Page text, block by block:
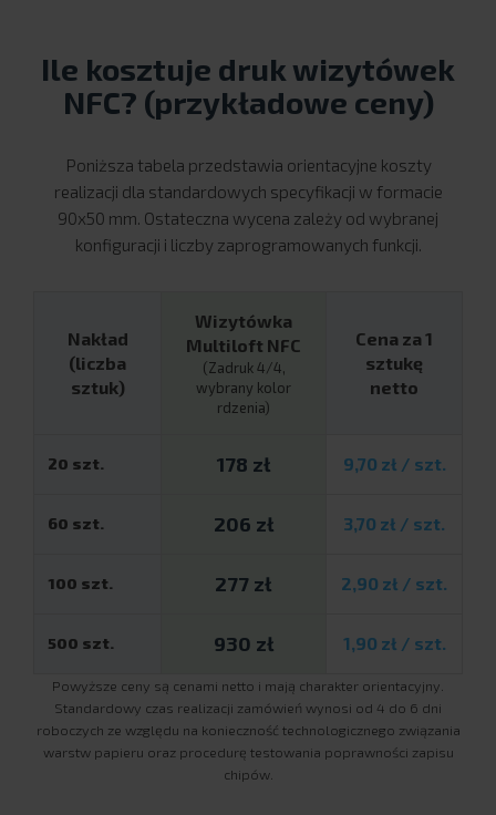
Ile kosztuje druk wizytówek
NFC? (przykładowe ceny)
Poniższa tabela przedstawia orientacyjne koszty
realizacji dla standardowych specyfikacji w formacie
90x50 mm. Ostateczna wycena zależy od wybranej
konfiguracji i liczby zaprogramowanych funkcji.
Nakład
(liczba
sztuk)
Wizytówka
Multiloft NFC
(Zadruk 4/4,
wybrany kolor
rdzenia)
Cena za 1
sztukę
netto
20 szt. 178 zł 9,70 zł / szt.
60 szt. 206 zł 3,70 zł / szt.
100 szt. 277 zł 2,90 zł / szt.
500 szt. 930 zł 1,90 zł / szt.
Powyższe ceny są cenami netto i mają charakter orientacyjny.
Standardowy czas realizacji zamówień wynosi od 4 do 6 dni
roboczych ze względu na konieczność technologicznego związania
warstw papieru oraz procedurę testowania poprawności zapisu
chipów.